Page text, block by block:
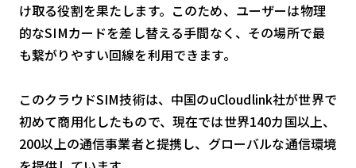
け取る役割を果たします。このため、ユーザーは物理
的なSIMカードを差し替える手間なく、その場所で最
も繋がりやすい回線を利用できます。
このクラウドSIM技術は、中国のuCloudlink社が世界で
初めて商用化したもので、現在では世界140カ国以上、
200以上の通信事業者と提携し、グローバルな通信環境